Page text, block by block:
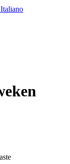
Italiano